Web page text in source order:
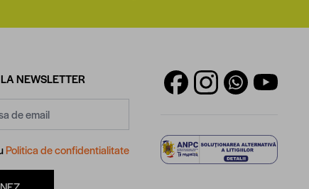
NEWSLETTER
Politica de confidentialitate